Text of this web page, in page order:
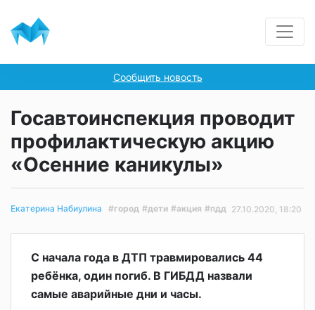
Сообщить новость
Госавтоинспекция проводит
профилактическую акцию
«Осенние каникулы»
Екатерина Набиулина #город #дети #акция #пдд 27.10.2020, 18:20
С начала года в ДТП травмировались 44
ребёнка, один погиб. В ГИБДД назвали
самые аварийные дни и часы.